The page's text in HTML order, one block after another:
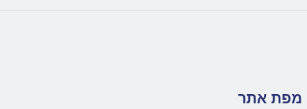
מפת אתר